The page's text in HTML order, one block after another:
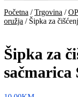
Početna /Trgovina /
oružja / Šipka za
Šipka za